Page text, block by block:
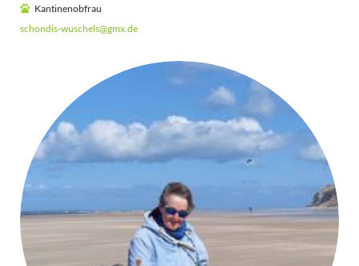
Kantinenobfrau
schondis-wuschels@gmx.de